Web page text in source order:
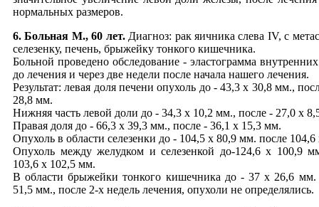
нормальных размеров.
6. Больная М., 60 лет.Диагноз: рак яичника слева IV, с
селезенку, печень, брыжейку тонкого кишечника.
Больной проведено обследование - эластограмма
до лечения и через две недели после начала нашего лечения.
Результат: левая доля печени опухоль до - 43,3 х 30,8 мм.,
28,8 мм.
Нижняя часть левой доли до - 34,3 х 10,2 мм., после - 27,0 х
Правая доля до - 66,3 х 39,3 мм., после - 36,1 х 15,3 мм.
Опухоль в области селезенки до - 104,5 х 80,9 мм. после 104,6
Опухоль между желудком и селезенкой до-124,6 х 100,9
103,6 х 102,5 мм.
В области брыжейки тонкого кишечника до - 37 х 26,6
51,5 мм., после 2-х недель лечения, опухоли не определялись.